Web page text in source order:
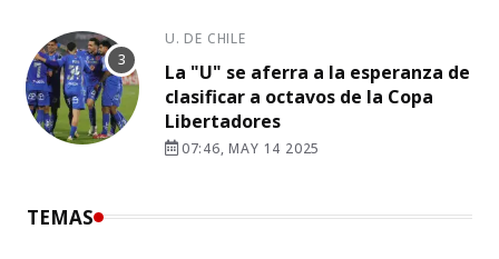
U. DE CHILE
La "U" se aferra a la esperanza de
clasificar a octavos de la Copa
Libertadores
07:46, MAY 14 2025
TEMAS